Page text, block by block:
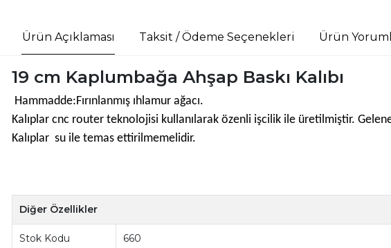
Ürün Açıklaması Taksit / Ödeme Seçenekleri Ürün
19 cm Kaplumbağa Ahşap Baskı Kalıbı
Hammadde:Fırınlanmış ıhlamur ağacı.
Kalıplar cnc router teknolojisi kullanılarak özenli işcilik ile üretilmiştir.
Kalıplar su ile temas ettirilmemelidir.
Diğer Özellikler
Stok Kodu 660